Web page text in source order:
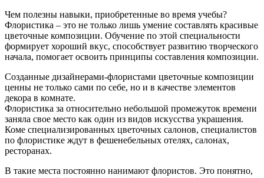
Чем полезны навыки, приобретенные во время учебы?
Флористика – это не только лишь умение составлять красивые
цветочные композиции. Обучение по этой специальности
формирует хороший вкус, способствует развитию творческого
начала, помогает освоить принципы составления композиции.
Созданные дизайнерами-флористами цветочные композиции
ценны не только сами по себе, но и в качестве элементов
декора в комнате.
Флористика за относительно небольшой промежуток времени
заняла свое место как один из видов искусства украшения.
Коме специализированных цветочных салонов, специалистов
по флористике ждут в фешенебельных отелях, салонах,
ресторанах.
В такие места постоянно нанимают флористов. Это понятно,